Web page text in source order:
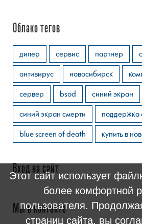
Облако тегов
дилер сервис партнер
антивирус
новосибирск
сервер
bsod
синий экран
синий экран смерти
поддержка
blue screen of death
купить в
Вход на сайт
Мы в контакте
Этот сайт использует
более комфортной
пользователя.
страниц сайта, вы